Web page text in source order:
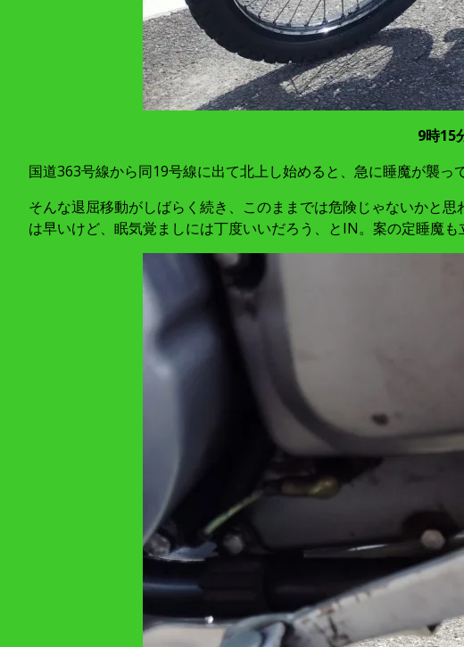
9時15
国道363号線から同19号線に出て北上し始めると、急に睡魔が襲
そんな退屈移動がしばらく続き、このままでは危険じゃないかと
は早いけど、眠気覚ましには丁度いいだろう、とIN。案の定睡魔